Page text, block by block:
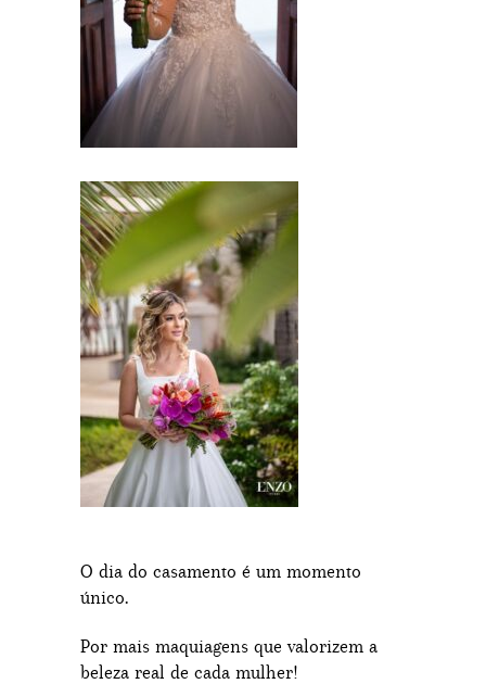
O dia do casamento é um momento
único.
Por mais maquiagens que valorizem a
beleza real de cada mulher!